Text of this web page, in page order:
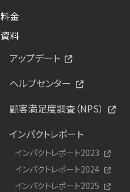
料金
資料
アップデート
ヘルプセンター
顧客満足度調査（NPS）
インパクトレポート
インパクトレポート2023
インパクトレポート2024
インパクトレポート2025